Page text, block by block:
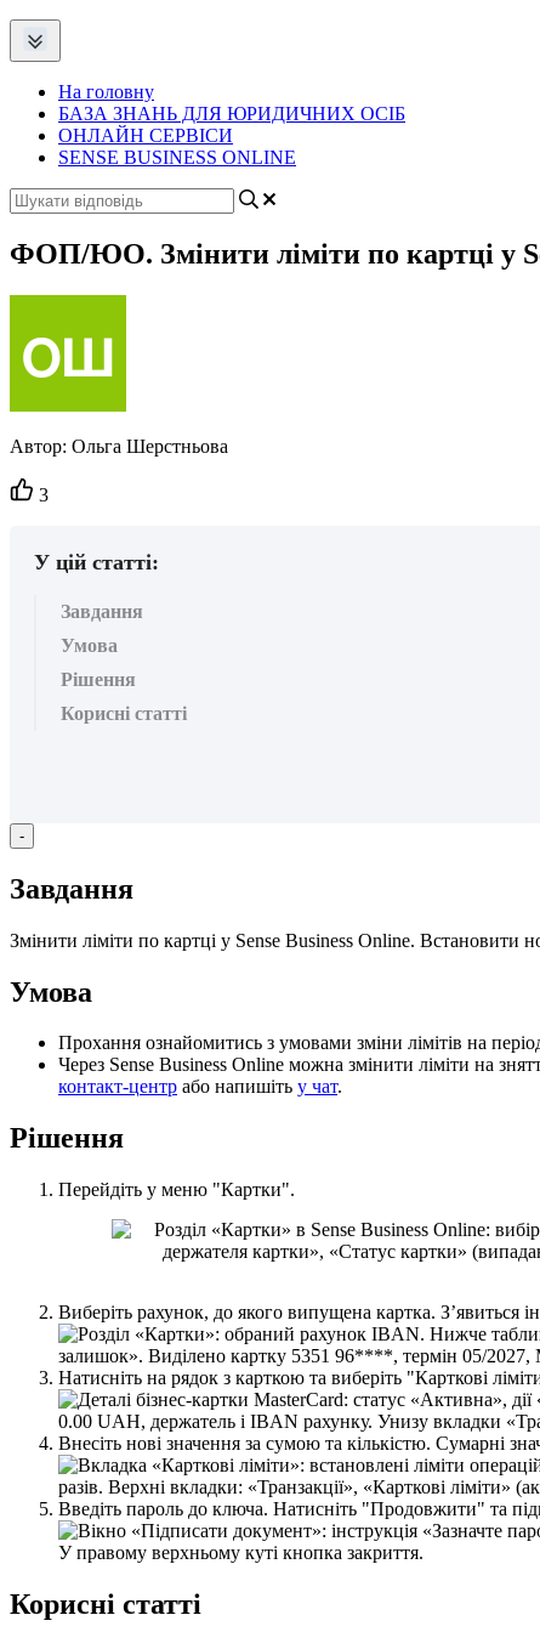
На головну
БАЗА ЗНАНЬ ДЛЯ ЮРИДИЧНИХ ОСІБ
ОНЛАЙН СЕРВІСИ
SENSE BUSINESS ONLINE
ФОП/ЮО. Змінити ліміти по картці у
Автор: Ольга Шерстньова
Кількість
вподобайок:
3
У цій статті:
Завдання
Умова
Рішення
Корисні статті
-
Завдання
Змінити ліміти по картці у Sense Business Online. Встановити н
Умова
Прохання ознайомитись з умовами зміни лімітів на періо
Через Sense Business Online можна змінити ліміти на знят
контакт-центр або напишіть у чат.
Рішення
Перейдіть у меню "Картки".
Виберіть рахунок, до якого випущена картка. З’явиться ін
Натисніть на рядок з карткою та виберіть "Карткові ліміт
Внесіть нові значення за сумою та кількістю. Сумарні зна
Введіть пароль до ключа. Натисніть "Продовжити" та під
Корисні статті